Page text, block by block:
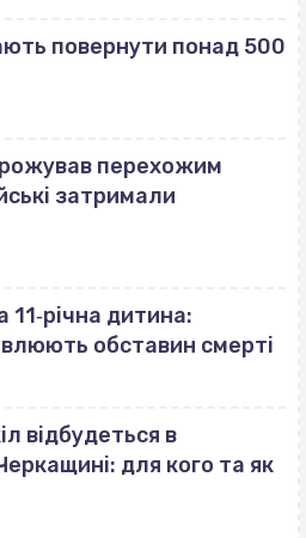
повернути понад 500
перехожим
затримали
дитина:
обставин смерті
відбудеться в
для кого та як